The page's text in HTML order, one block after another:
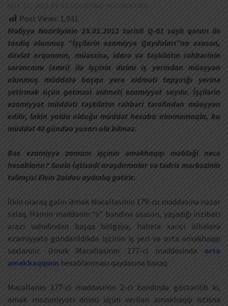
MAY 22, 2025 BY ACCOUNTING ACCOUNTING
Post Views: 1,931
Maliyyə Nazirliyinin 18.01.2012 tarixli Q-01 saylı qərarı ilə
təsdiq olunmuş “İşçilərin ezamiyyə Qaydaları”na əsasən,
dövlət orqanının, müəssisə, idarə və təşkilatın rəhbərinin
sərəncamı (əmri) ilə işçinin daimi iş yerindən müəyyən
olunmuş müddətə başqa yerə xidməti tapşırığı yerinə
yetirmək üçün getməsi xidməti ezamiyyət sayılır. İşçilərin
ezamiyyət müddəti təşkilatın rəhbəri tərəfindən müəyyən
edilir, lakin yolda olduğu müddət hesaba alınmamaqla, bu
müddət 40 gündən yuxarı ola bilməz.
Bəs ezamiyyə zamanı işçinin əməkhaqqı məbləği necə
hesablanır? Suala İqtisadi araşdırmalar və tədris mərkəzinin
təlimçisi Elvin Zaidov aydınlıq gətirir.
İlkin olaraq gəlin Əmək Məcəlləsinin 179-cu maddəsinə nəzər
salaq. Həmin maddənin “x” bəndinə əsasən, yaşadığı inzibati
ərazi vahidindən başqa bölgəyə, habelə xarici ölkələrə
ezamiyyətə göndərildikdə işçinin iş yeri və orta əməkhaqqı
saxlanılır. Əmək Məcəlləsinin 177-ci maddəsində orta
əməkhaqqının hesablanması qaydasına baxaq:
Məcəllənin 177-ci maddəsinin 2-ci bəndində göstərilib ki,
əmək məzuniyyəti dövrü üçün verilən əməkhaqqı istisna